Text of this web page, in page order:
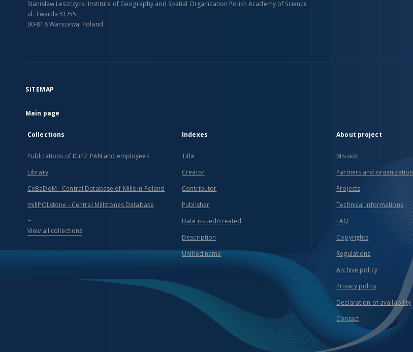
Stanislaw Leszczycki Institute of Geography and Spatial Organization Polish Academy of Science
ul. Twarda 51/55
00-818 Warszawa, Poland
SITEMAP
Main page
Collections
Publications of IGiPZ PAN and employees
Library
CeBaDoM - Central Database of Mills in Poland
millPOLstone - Central Millstones Database
...
View all collections
Indexes
Title
Creator
Contributor
Publisher
Date issued/created
Description
Unified name
About project
Mission
Partners and organization
Projects
Technical informations
FAQ
Copyrights
Regulations
Archive policy
Privacy policy
Declaration of availability
Contact